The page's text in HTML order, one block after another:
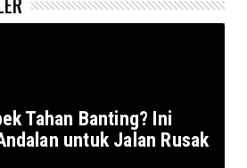
Tahan Banting? Ini
untuk Jalan Rusak